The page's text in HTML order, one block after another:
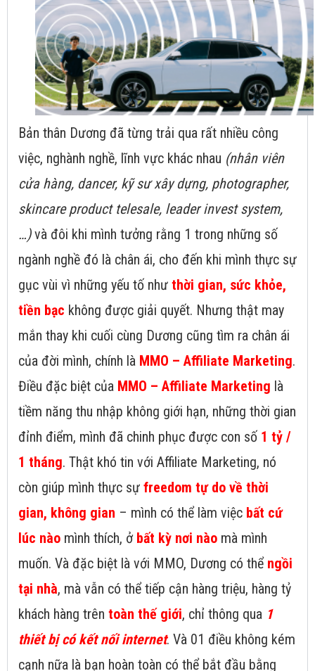
Bản thân Dương đã từng trải qua rất nhiều công
việc, nghành nghề, lĩnh vực khác nhau (nhân viên
cửa hàng, dancer, kỹ sư xây dựng, photographer,
skincare product telesale, leader invest system,
…)và đôi khi mình tưởng rằng 1 trong những số
ngành nghề đó là chân ái, cho đến khi mình thực sự
gục vùi vì những yếu tố như thời gian, sức khỏe,
tiền bạc không được giải quyết. Nhưng thật may
mắn thay khi cuối cùng Dương cũng tìm ra chân ái
của đời mình, chính là MMO – Affiliate Marketing.
Điều đặc biệt của MMO – Affiliate Marketing là
tiềm năng thu nhập không giới hạn, những thời gian
đỉnh điểm, mình đã chinh phục được con số 1 tỷ /
1 tháng. Thật khó tin với Affiliate Marketing, nó
còn giúp mình thực sự freedom tự do về thời
gian, không gian – mình có thể làm việc bất cứ
lúc nào mình thích, ở bất kỳ nơi nào mà mình
muốn. Và đặc biệt là với MMO, Dương có thể ngồi
tại nhà, mà vẫn có thể tiếp cận hàng triệu, hàng tỷ
khách hàng trên toàn thế giới, chỉ thông qua 1
thiết bị có kết nối internet. Và 01 điều không kém
cạnh nữa là bạn hoàn toàn có thể bắt đầu bằng